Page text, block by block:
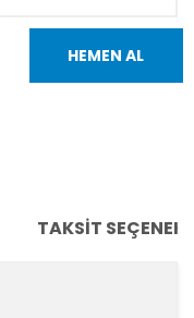
HEMEN AL
TAKSIT